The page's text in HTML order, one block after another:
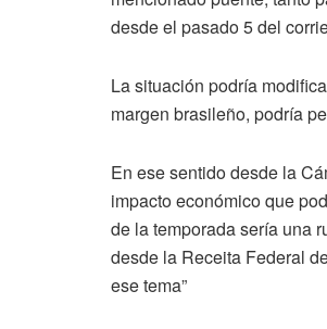
desde el pasado 5 del
La situación podría
margen brasileño, podría
En ese sentido desde la
impacto económico que
de la temporada sería una
desde la Receita Federal
ese tema”